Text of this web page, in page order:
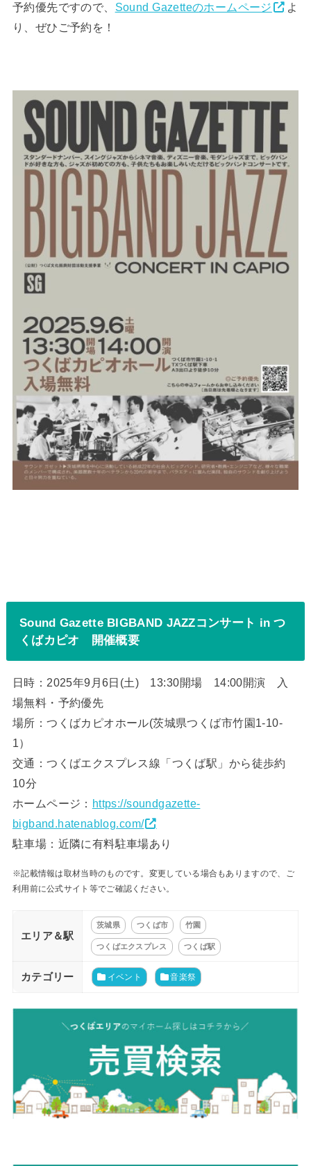
予約優先ですので、 Sound Gazetteのホームページ
よ
り、ぜひご予約を！
Sound Gazette BIGBAND JAZZコンサート in つ
くばカピオ 開催概要
日時：2025年9月6日(土) 13:30開場 14:00開演 入
場無料・予約優先
場所：つくばカピオホール(茨城県つくば市竹園1-10-
1）
交通：つくばエクスプレス線「つくば駅」から徒歩約
10分
ホームページ： https://soundgazette-
bigband.hatenablog.com/
駐車場：近隣に有料駐車場あり
※記載情報は取材当時のものです。変更している場合もありますので、ご
利用前に公式サイト等でご確認ください。
エリア＆駅
茨城県 つくば市 竹園
つくばエクスプレス つくば駅
カテゴリー イベント 音楽祭